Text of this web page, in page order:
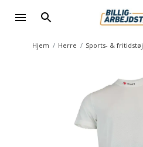
Hjem Herre Sports- & fritidstøj